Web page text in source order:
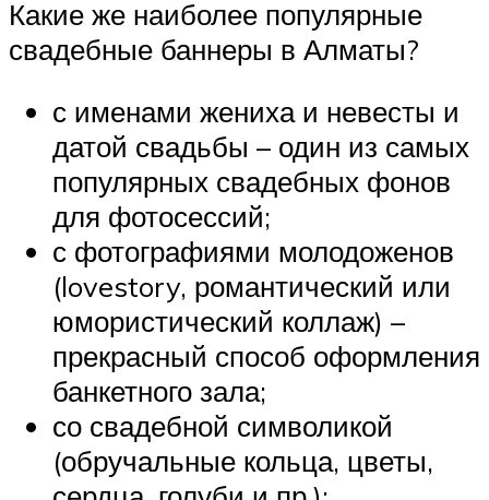
Какие же наиболее популярные
свадебные баннеры в Алматы?
с именами жениха и невесты и
датой свадьбы – один из самых
популярных свадебных фонов
для фотосессий;
с фотографиями молодоженов
(lovestory, романтический или
юмористический коллаж) –
прекрасный способ оформления
банкетного зала;
со свадебной символикой
(обручальные кольца, цветы,